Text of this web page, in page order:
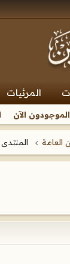
المرئيات
الموجودون الآن
العامة